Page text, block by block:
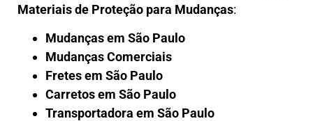
Materiais de Proteção para Mudanças:
Mudanças em São Paulo
Mudanças Comerciais
Fretes em São Paulo
Carretos em São Paulo
Transportadora em São Paulo